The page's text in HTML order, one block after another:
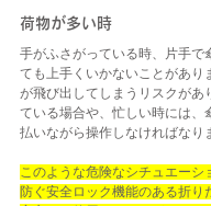
荷物が多い時
手がふさがっている時、片手で
ても上手くいかないことがあり
が飛び出してしまうリスクがあ
ている場合や、忙しい時には、
払いながら操作しなければなり
このような危険なシチュエーシ
防ぐ安全ロック機能のある折り